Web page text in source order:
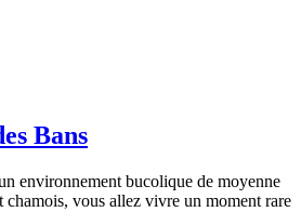
Bans
environnement bucolique de moyenne
chamois, vous allez vivre un moment rare